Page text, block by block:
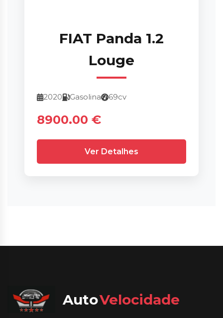
FIAT Panda 1.2
Louge
2020 Gasolina 69cv
8900.00 €
Ver Detalhes
AutoVelocidade